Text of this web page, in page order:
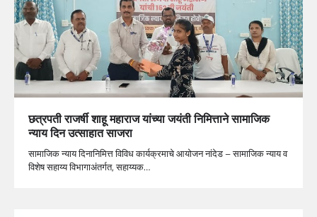
छत्रपती राजर्षी शाहू महाराज यांच्या जयंती निमित्ताने सामाजिक
न्याय दिन उत्साहात साजरा
सामाजिक न्याय दिनानिमित्त विविध कार्यक्रमाचे आयोजन नांदेड – सामाजिक न्याय व
विशेष सहाय्य विभागाअंतर्गत, सहाय्यक…